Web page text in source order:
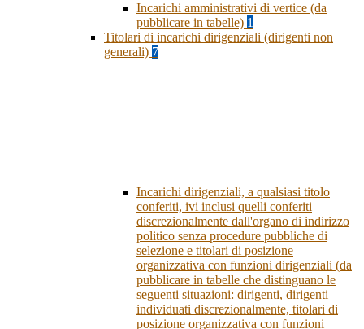
Incarichi amministrativi di vertice (da
pubblicare in tabelle) 1
Titolari di incarichi dirigenziali (dirigenti non
generali) 7
Incarichi dirigenziali, a qualsiasi titolo
conferiti, ivi inclusi quelli conferiti
discrezionalmente dall'organo di indirizzo
politico senza procedure pubbliche di
selezione e titolari di posizione
organizzativa con funzioni dirigenziali (da
pubblicare in tabelle che distinguano le
seguenti situazioni: dirigenti, dirigenti
individuati discrezionalmente, titolari di
posizione organizzativa con funzioni